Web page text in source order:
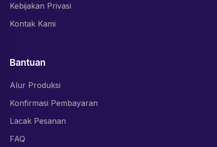
Kebijakan Privasi
Kontak Kami
Bantuan
Alur Produksi
Konfirmasi Pembayaran
Lacak Pesanan
FAQ